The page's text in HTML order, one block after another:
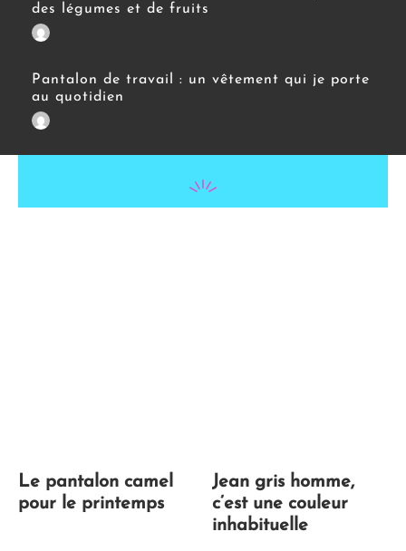
des légumes et de fruits
Pantalon de travail : un vêtement qui je porte
au quotidien
Le pantalon camel
pour le printemps
Jean gris homme,
c’est une couleur
inhabituelle